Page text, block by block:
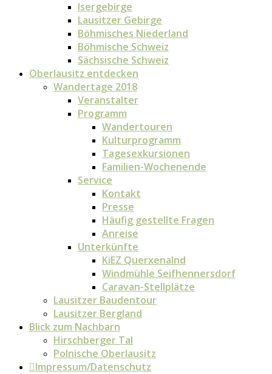
Isergebirge
Lausitzer Gebirge
Böhmisches Niederland
Böhmische Schweiz
Sächsische Schweiz
Oberlausitz entdecken
Wandertage 2018
Veranstalter
Programm
Wandertouren
Kulturprogramm
Tagesexkursionen
Familien-Wochenende
Service
Kontakt
Presse
Häufig gestellte Fragen
Anreise
Unterkünfte
KiEZ Querxenalnd
Windmühle Seifhennersdorf
Caravan-Stellplätze
Lausitzer Baudentour
Lausitzer Bergland
Blick zum Nachbarn
Hirschberger Tal
Polnische Oberlausitz
Impressum/Datenschutz